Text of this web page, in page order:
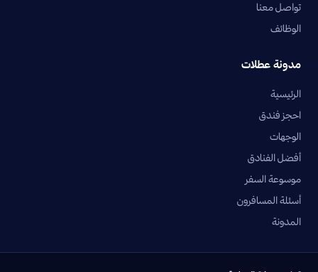
تواصل معنا
الوظائف
مدونة عطلات
الرئيسية
احجز فندق
الوجهات
أفضل الفنادق
موسوعة السفر
أسئلة المسافرون
المدونة